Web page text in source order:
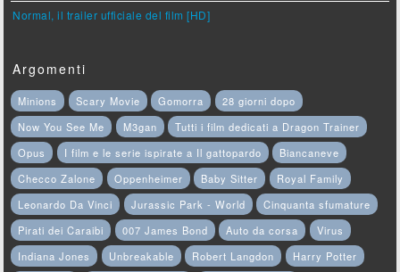
Normal, il trailer ufficiale del film [HD]
Argomenti
Minions Scary Movie Gomorra
28 giorni dopo
Now You See Me
M3gan
Tutti i film dedicati a Dragon Trainer
Opus
I film e le serie ispirate a Il gattopardo
Biancaneve
Checco Zalone
Oppenheimer Baby Sitter
Royal Family
Leonardo Da Vinci
Jurassic Park - World
Cinquanta sfumature
Pirati dei Caraibi
007 James Bond Auto da corsa
Virus
Indiana Jones
Unbreakable Robert Langdon
Harry Potter